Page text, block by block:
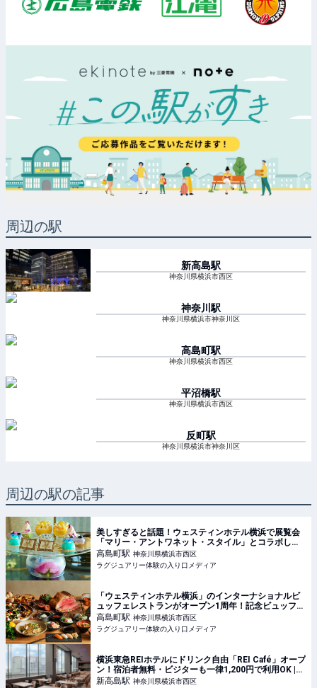
周辺の駅
新高島駅
神奈川県横浜市西区
神奈川 駅
神奈川県横浜市神奈川区
高島町駅
神奈川県横浜市西区
平沼橋駅
神奈川県横浜市西区
反町駅
神奈川県横浜市神奈川区
周辺の駅の記事
美しすぎると話題！ウェスティンホテル横浜で展覧会
「マリー・アントワネット・スタイル」とコラボした
アフタヌーンティーが開催中【実食レポート】
高島町駅 神奈川県横浜市西区
ラグジュアリー体験の入り口メディア
「ウェスティンホテル横浜」のインターナショナルビ
ュッフェレストランがオープン1周年！記念ビュッフェ
を堪能
高島町駅 神奈川県横浜市西区
ラグジュアリー体験の入り口メディア
横浜東急REIホテルにドリンク自由「REI Café」オープ
ン！宿泊者無料・ビジターも一律1,200円で利用OK |
はまこれ横浜
新高島駅 神奈川県横浜市西区